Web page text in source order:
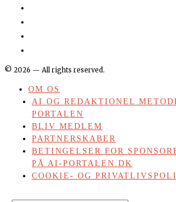
© 2026 — All rights reserved.
OM OS
AI OG REDAKTIONEL
PORTALEN
BLIV MEDLEM
PARTNERSKABER
BETINGELSER FOR
PÅ AI-PORTALEN.DK
COOKIE- OG